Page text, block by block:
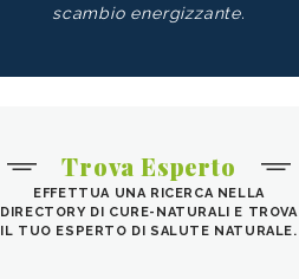
scambio energizzante.
Trova Esperto
EFFETTUA UNA RICERCA NELLA
DIRECTORY DI CURE-NATURALI E TROVA
IL TUO ESPERTO DI SALUTE NATURALE.